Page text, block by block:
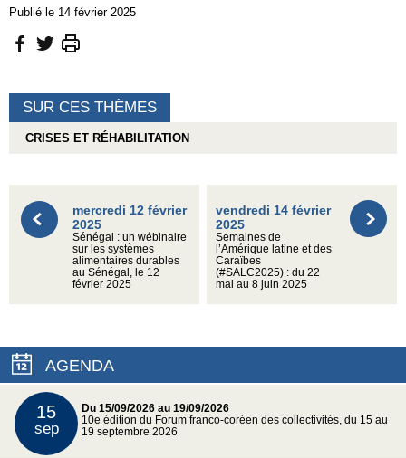
Publié le 14 février 2025
SUR CES THÈMES
CRISES ET RÉHABILITATION
mercredi 12 février
2025
Sénégal : un wébinaire
sur les systèmes
alimentaires durables
au Sénégal, le 12
février 2025
vendredi 14 février
2025
Semaines de
l’Amérique latine et des
Caraïbes
(#SALC2025) : du 22
mai au 8 juin 2025
AGENDA
15
sep
Du 15/09/2026 au 19/09/2026
10e édition du Forum franco-coréen des collectivités, du 15 au
19 septembre 2026